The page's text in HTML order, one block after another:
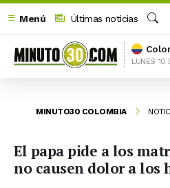
Menú
Últimas noticias
LUNES 10
MINUTO30 COLOMBIA
El papa pide a los
no causen dolor a los